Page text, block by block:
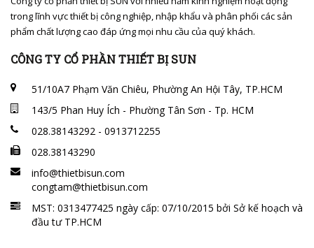
trong lĩnh vực thiết bị công nghiệp, nhập khẩu và phân phối các sản
phẩm chất lượng cao đáp ứng mọi nhu cầu của quý khách.
CÔNG TY CỔ PHẦN THIẾT BỊ SUN
51/10A7 Phạm Văn Chiêu, Phường An Hội Tây, TP.HCM
143/5 Phan Huy Ích - Phường Tân Sơn - Tp. HCM
028.38143292 - 0913712255
028.38143290
info@thietbisun.com
congtam@thietbisun.com
MST: 0313477425 ngày cấp: 07/10/2015 bởi Sở kế hoạch và
đầu tư TP.HCM